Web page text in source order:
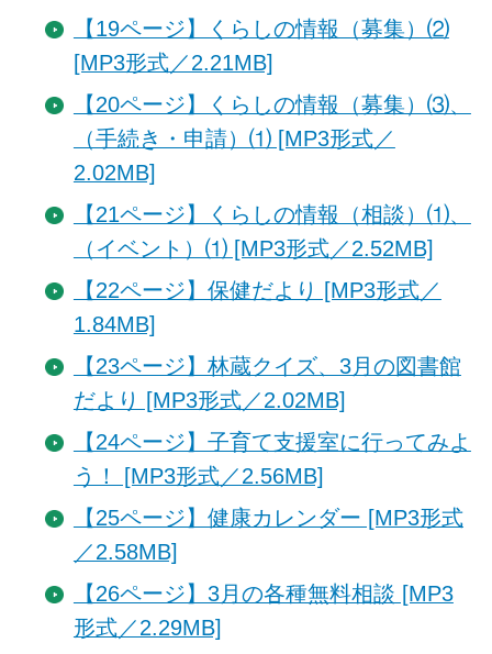
【19ページ】くらしの情報（募集）⑵
[MP3形式／2.21MB]
【20ページ】くらしの情報（募集）⑶、
（手続き・申請）⑴ [MP3形式／
2.02MB]
【21ページ】くらしの情報（相談）⑴、
（イベント）⑴ [MP3形式／2.52MB]
【22ページ】保健だより [MP3形式／
1.84MB]
【23ページ】林蔵クイズ、3月の図書館
だより [MP3形式／2.02MB]
【24ページ】子育て支援室に行ってみよ
う！ [MP3形式／2.56MB]
【25ページ】健康カレンダー [MP3形式
／2.58MB]
【26ページ】3月の各種無料相談 [MP3
形式／2.29MB]